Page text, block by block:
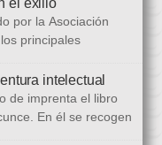
[…]
el exilio
por la Asociación
principales
han recogido un total
en tres
generales del arte
intelectual
de imprenta el libro
En él se recogen